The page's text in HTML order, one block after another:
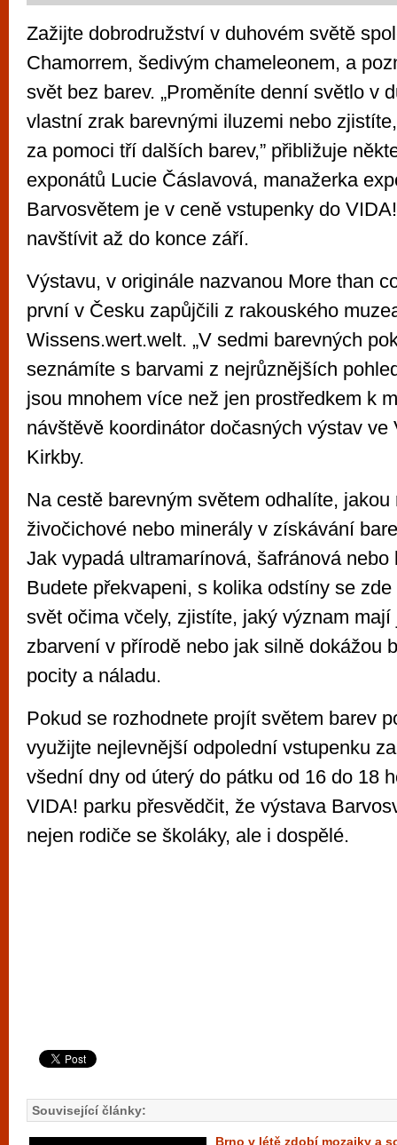
Zažijte dobrodružství v duhovém světě
Chamorrem, šedivým chameleonem, a
svět bez barev. „Proměníte denní světlo v
vlastní zrak barevnými iluzemi nebo
za pomoci tří dalších barev,” přibližuje
exponátů Lucie Čáslavová, manažerka
Barvosvětem je v ceně vstupenky do
navštívit až do konce září.
Výstavu, v originále nazvanou More than
první v Česku zapůjčili z rakouského
Wissens.wert.welt. „V sedmi barevných
seznámíte s barvami z nejrůznějších
jsou mnohem více než jen prostředkem k
návštěvě koordinátor dočasných výstav ve
Kirkby.
Na cestě barevným světem odhalíte, jakou
živočichové nebo minerály v získávání
Jak vypadá ultramarínová, šafránová nebo
Budete překvapeni, s kolika odstíny se
svět očima včely, zjistíte, jaký význam mají
zbarvení v přírodě nebo jak silně dokážou
pocity a náladu.
Pokud se rozhodnete projít světem barev
využijte nejlevnější odpolední vstupenku
všední dny od úterý do pátku od 16 do 18
VIDA! parku přesvědčit, že výstava
nejen rodiče se školáky, ale i dospělé.
Související články:
Brno v létě zdobí mozaiky a